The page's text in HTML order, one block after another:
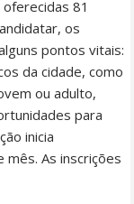
81
os
pontos vitais:
da cidade, como
ou adulto,
para
inicia
As inscrições